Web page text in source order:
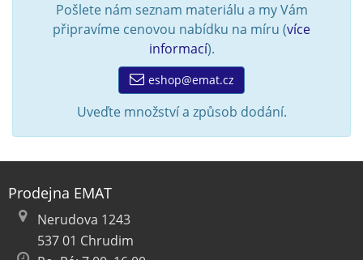
Pošlete nám seznam materiálu a my Vám
připravíme cenovou nabídku na míru (více
informací).
eshop@emat.cz
Uveďte množství a způsob dodání.
Prodejna EMAT
Nerudova 1243
537 01 Chrudim